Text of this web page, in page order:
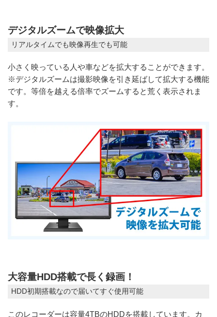
デジタルズームで映像拡大
リアルタイムでも映像再生でも可能
小さく映っている人や車などを拡大することができます。
※デジタルズームは撮影映像を引き延ばして拡大する機能
です。等倍を越える倍率でズームすると荒く表示されま
す。
大容量HDD搭載で長く録画！
HDD初期搭載なので届いてすぐ使用可能
このレコーダーは容量4TBのHDDを搭載しています。カ